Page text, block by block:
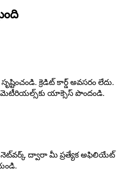
క్రెడిట్ కార్డ్ అవసరం లేదు.
యాక్సెస్ పొందండి.
ద్వారా మీ ప్రత్యేక అఫిలియేట్